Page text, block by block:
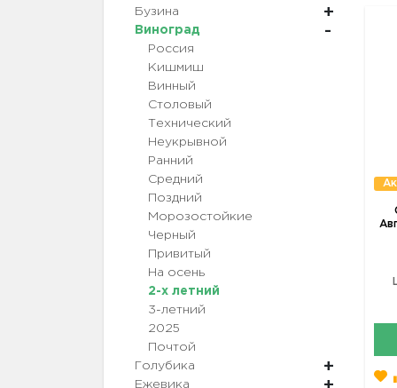
Бузина
Виноград
Россия
Кишмиш
Винный
Столовый
Технический
Неукрывной
Ранний
Средний
Поздний
Морозостойкие
Черный
Привитый
На осень
2-х летний
3-летний
2025
Почтой
Голубика
Ежевика